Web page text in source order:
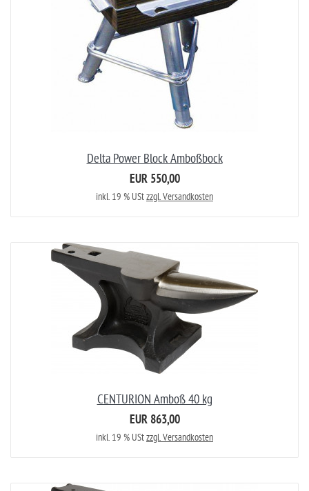
Delta Power Block Amboßbock
EUR 550,00
inkl. 19 % UStzzgl. Versandkosten
CENTURION Amboß 40 kg
EUR 863,00
inkl. 19 % UStzzgl. Versandkosten